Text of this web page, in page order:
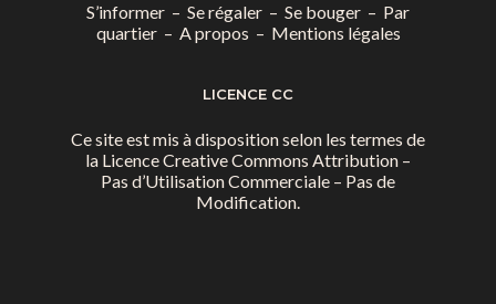
S’informer – Se régaler – Se bouger – Par
quartier– A propos – Mentions légales
LICENCE CC
Ce site est mis à disposition selon les termes de
la Licence Creative Commons Attribution –
Pas d’Utilisation Commerciale – Pas de
Modification.